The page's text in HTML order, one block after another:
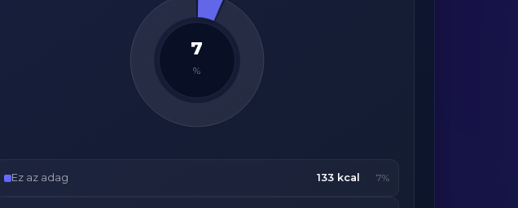
7
%
Ez az adag 133 kcal 7%